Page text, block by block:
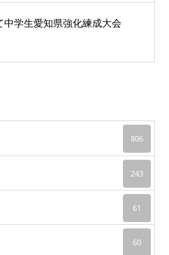
中学生愛知県強化練成大会
806
243
61
60